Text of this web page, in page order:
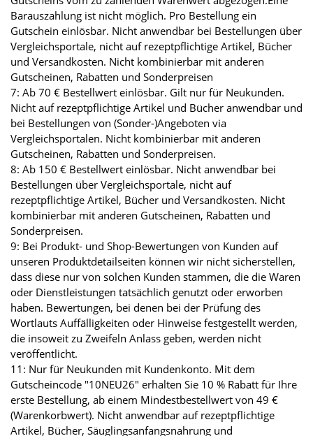
Barauszahlung ist nicht möglich. Pro Bestellung ein
Gutschein einlösbar. Nicht anwendbar bei Bestellungen über
Vergleichsportale, nicht auf rezeptpflichtige Artikel, Bücher
und Versandkosten. Nicht kombinierbar mit anderen
Gutscheinen, Rabatten und Sonderpreisen
7: Ab 70 € Bestellwert einlösbar. Gilt nur für Neukunden.
Nicht auf rezeptpflichtige Artikel und Bücher anwendbar und
bei Bestellungen von (Sonder-)Angeboten via
Vergleichsportalen. Nicht kombinierbar mit anderen
Gutscheinen, Rabatten und Sonderpreisen.
8: Ab 150 € Bestellwert einlösbar. Nicht anwendbar bei
Bestellungen über Vergleichsportale, nicht auf
rezeptpflichtige Artikel, Bücher und Versandkosten. Nicht
kombinierbar mit anderen Gutscheinen, Rabatten und
Sonderpreisen.
9: Bei Produkt- und Shop-Bewertungen von Kunden auf
unseren Produktdetailseiten können wir nicht sicherstellen,
dass diese nur von solchen Kunden stammen, die die Waren
oder Dienstleistungen tatsächlich genutzt oder erworben
haben. Bewertungen, bei denen bei der Prüfung des
Wortlauts Auffälligkeiten oder Hinweise festgestellt werden,
die insoweit zu Zweifeln Anlass geben, werden nicht
veröffentlicht.
11: Nur für Neukunden mit Kundenkonto. Mit dem
Gutscheincode "10NEU26" erhalten Sie 10 % Rabatt für Ihre
erste Bestellung, ab einem Mindestbestellwert von 49 €
(Warenkorbwert). Nicht anwendbar auf rezeptpflichtige
Artikel, Bücher, Säuglingsanfangsnahrung und